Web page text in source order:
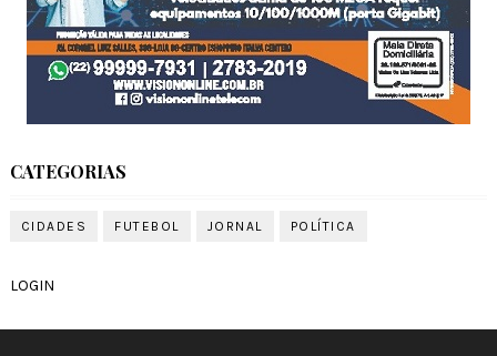
CATEGORIAS
CIDADES FUTEBOL JORNAL POLÍTICA
LOGIN